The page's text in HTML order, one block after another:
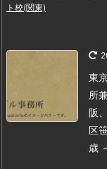
ト校(関東)
東
所
阪
区
歳